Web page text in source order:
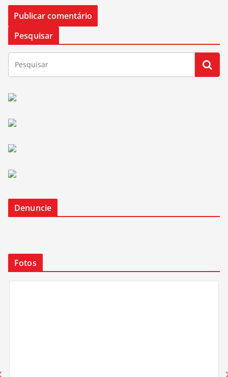
Pesquisar
Denuncie
Fotos